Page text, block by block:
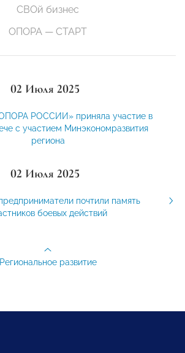
СВОй бизнес
ОПОРА — СТАРТ
02 Июля 2025
РОССИИ» приняла участие в
с участием Минэкономразвития
региона
02 Июля 2025
почтили память
боевых действий
Региональное развитие